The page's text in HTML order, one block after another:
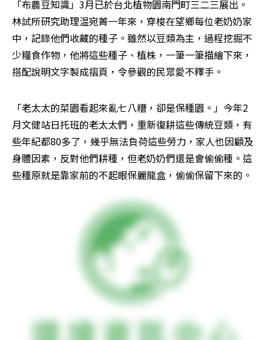
「布農豆知識」3月已於台北植物園南門町三二三展出。
林試所研究助理温宛菁一年來，穿梭在望鄉每位老奶奶家
中，記錄他們收藏的種子。雖然以豆類為主，過程挖掘不
少糧食作物，他將這些種子、植株，一筆一筆描繪下來，
搭配說明文字製成摺頁，令參觀的民眾愛不釋手。
「老太太的菜園看起來亂七八糟，卻是保種園。」今年2
月文健站日托班的老太太們，重新復耕這些傳統豆類，有
些年紀都80多了，幾乎無法負荷這些勞力，家人也因顧及
身體因素，反對他們耕種，但老奶奶們還是會偷偷種。這
些種原就是靠家前的不起眼保麗龍盒，偷偷保留下來的。